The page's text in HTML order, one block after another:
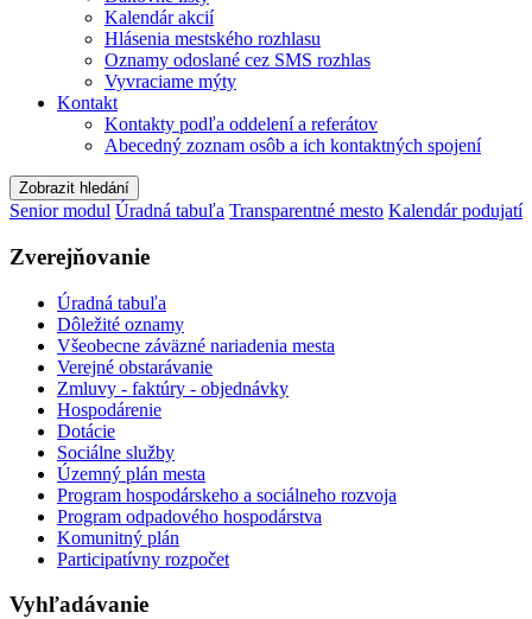
Kalendár akcií
Hlásenia mestského rozhlasu
Oznamy odoslané cez SMS rozhlas
Vyvraciame mýty
Kontakt
Kontakty podľa oddelení a referátov
Abecedný zoznam osôb a ich kontaktných spojení
Zobrazit hledání
Senior modul Úradná tabuľa Transparentné mesto Kalendár podujatí
Zverejňovanie
Úradná tabuľa
Dôležité oznamy
Všeobecne záväzné nariadenia mesta
Verejné obstarávanie
Zmluvy - faktúry - objednávky
Hospodárenie
Dotácie
Sociálne služby
Územný plán mesta
Program hospodárskeho a sociálneho rozvoja
Program odpadového hospodárstva
Komunitný plán
Participatívny rozpočet
Vyhľadávanie